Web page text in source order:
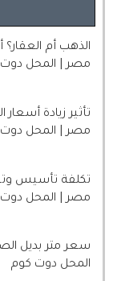
الذهب أم
مصر | المحل
تأثير زيادة
مصر | المحل
مصر | المحل
المحل دوت كوم